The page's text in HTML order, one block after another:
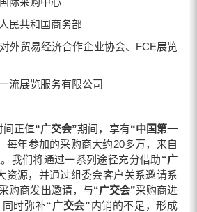
民共和国商务部
外贸易经济合作企业协会、FCE展览
流展览服务有限公司
正值“广交会”期间，享有“中国第一
每年参加的采购商大约20多万，来自
我们将通过一系列途径充分借助“广
资源，并通过组委会客户关系邀请系
购商发出邀请，与“广交会”采购商进
时弥补“广交会”内销的不足，形成